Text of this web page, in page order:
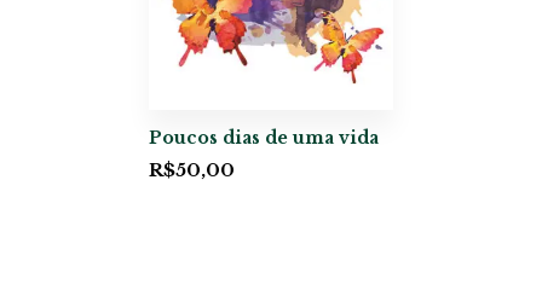
Poucos dias de uma vida
R$50,00